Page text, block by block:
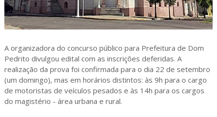
A organizadora do concurso público para Prefeitura de Dom
Pedrito divulgou edital com as inscrições deferidas. A
realização da prova foi confirmada para o dia 22 de setembro
(um domingo), mas em horários distintos: às 9h para o cargo
de motoristas de veículos pesados e às 14h para os cargos
do magistério - área urbana e rural.